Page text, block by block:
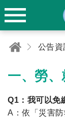
公告資
一、勞
Q1：我可以免
A：依「災害